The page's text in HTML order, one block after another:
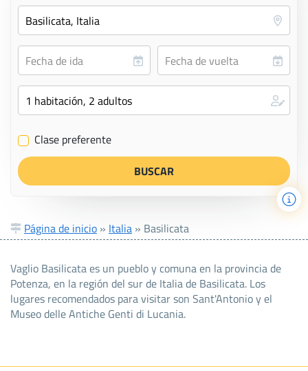
✔ Clase preferente
Página de inicio » Italia » Basilicata
Vaglio Basilicata es un pueblo y comuna en la provincia de
Potenza, en la región del sur de Italia de Basilicata. Los
lugares recomendados para visitar son Sant'Antonio y el
Museo delle Antiche Genti di Lucania.